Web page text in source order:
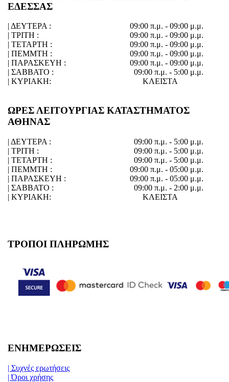
ΕΔΕΣΣΑΣ
| ΔΕΥΤΕΡΑ :
09:00 π.μ. - 09:00 μ.μ.
| ΤΡΙΤΗ :
09:00 π.μ. - 09:00 μ.μ.
| ΤΕΤΑΡΤΗ :
09:00 π.μ. - 09:00 μ.μ.
| ΠΕΜΜΤΗ :
09:00 π.μ. - 09:00 μ.μ.
| ΠΑΡΑΣΚΕΥΗ :
09:00 π.μ. - 09:00 μ.μ.
| ΣΑΒΒΑΤΟ :
09:00 π.μ. - 5:00 μ.μ.
| ΚΥΡΙΑΚΗ:
ΚΛΕΙΣΤΑ
ΩΡΕΣ ΛΕΙΤΟΥΡΓΙΑΣ ΚΑΤΑΣΤΗΜΑΤΟΣ
ΑΘΗΝΑΣ
| ΔΕΥΤΕΡΑ :
09:00 π.μ. - 5:00 μ.μ.
| ΤΡΙΤΗ :
09:00 π.μ. - 5:00 μ.μ.
| ΤΕΤΑΡΤΗ :
09:00 π.μ. - 5:00 μ.μ.
| ΠΕΜΜΤΗ :
09:00 π.μ. - 05:00 μ.μ.
| ΠΑΡΑΣΚΕΥΗ :
09:00 π.μ. - 05:00 μ.μ.
| ΣΑΒΒΑΤΟ :
09:00 π.μ. - 2:00 μ.μ.
| ΚΥΡΙΑΚΗ:
ΚΛΕΙΣΤΑ
ΤΡΟΠΟΙ ΠΛΗΡΩΜΗΣ
ΕΝΗΜΕΡΩΣΕΙΣ
| Συχνές ερωτήσεις
| Όροι χρήσης